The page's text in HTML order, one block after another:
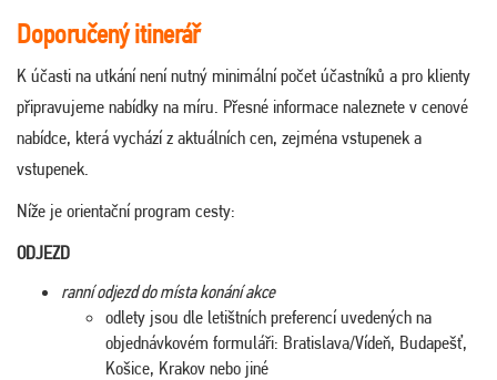
Doporučený itinerář
K účasti na utkání není nutný minimální počet účastníků a pro klienty
připravujeme nabídky na míru. Přesné informace naleznete v cenové
nabídce, která vychází z aktuálních cen, zejména vstupenek a
vstupenek.
Níže je orientační program cesty:
ODJEZD
ranní odjezd do místa konání akce
odlety jsou dle letištních preferencí uvedených na
objednávkovém formuláři: Bratislava/Vídeň, Budapešť,
Košice, Krakov nebo jiné